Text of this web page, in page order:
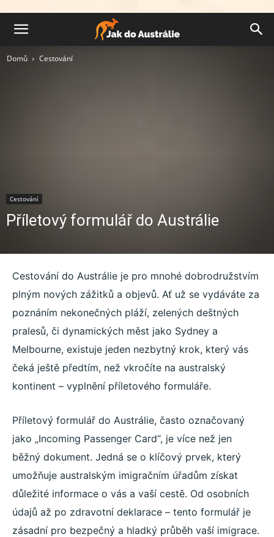
Domů Cestování
Cestování
Příletový formulář do Austrálie
Cestování do Austrálie je pro mnohé dobrodružstvím
plným nových zážitků a objevů. Ať už se vydáváte za
poznáním nekonečných pláží, zelených deštných
pralesů, či dynamických měst jako Sydney a
Melbourne, existuje jeden nezbytný krok, který vás
čeká ještě předtím, než vkročíte na australský
kontinent – vyplnění příletového formuláře.
Příletový formulář do Austrálie, často označovaný
jako „Incoming Passenger Card“, je více než jen
běžný dokument. Jedná se o klíčový prvek, který
umožňuje australským imigračním úřadům získat
důležité informace o vás a vaší cestě. Od osobních
údajů až po zdravotní deklarace – tento formulář je
zásadní pro bezpečný a hladký průběh vaší imigrace.